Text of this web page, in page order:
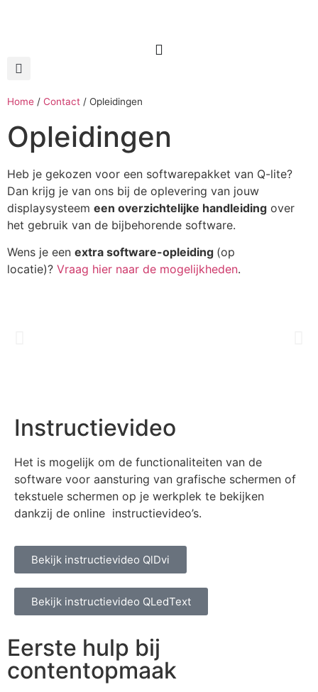
Home / Contact / Opleidingen
Opleidingen
Heb je gekozen voor een softwarepakket van Q-lite?
Dan krijg je van ons bij de oplevering van jouw
displaysysteem een overzichtelijke handleiding over
het gebruik van de bijbehorende software.
Wens je een extra software-opleiding (op
locatie)? Vraag hier naar de mogelijkheden.
Instructievideo
Het is mogelijk om de functionaliteiten van de
software voor aansturing van grafische schermen of
tekstuele schermen op je werkplek te bekijken
dankzij de online instructievideo’s.
Bekijk instructievideo QlDvi
Bekijk instructievideo QLedText
Eerste hulp bij
contentopmaak